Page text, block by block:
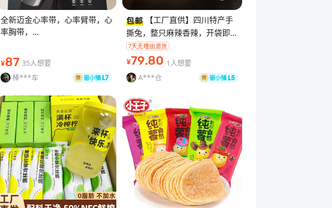
全新迈金心率带，心率臂带，心
率胸带，
率带全家福，全系有货，都是全
新正品，质
¥87 35人想要
棒***车
【工厂直供】四川特产手
撕兔，整只麻辣香辣，开袋即
食，熟食卤兔 肉。味道正宗，
肉质细嫩，香辣过瘾，下酒、下
饭、聚会、送礼都
¥79.80 1人想要
A***仓